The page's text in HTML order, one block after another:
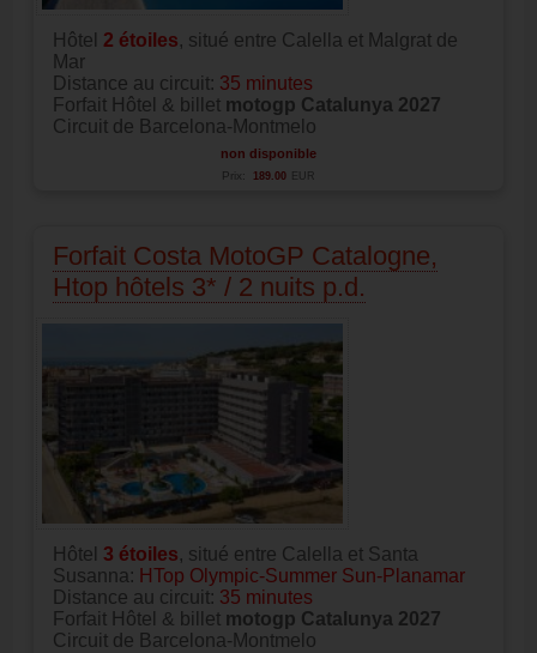
Hôtel 2 étoiles, situé entre Calella et Malgrat de
Mar
Distance au circuit: 35 minutes
Forfait Hôtel & billet motogp Catalunya 2027
Circuit de Barcelona-Montmelo
non disponible
Prix: 189.00 EUR
Forfait Costa MotoGP Catalogne,
Htop hôtels 3* / 2 nuits p.d.
Hôtel 3 étoiles, situé entre Calella et Santa
Susanna: HTop Olympic-Summer Sun-Planamar
Distance au circuit: 35 minutes
Forfait Hôtel & billet motogp Catalunya 2027
Circuit de Barcelona-Montmelo